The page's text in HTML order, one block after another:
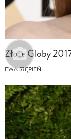
Złote Globy
EWA STĘPIEŃ